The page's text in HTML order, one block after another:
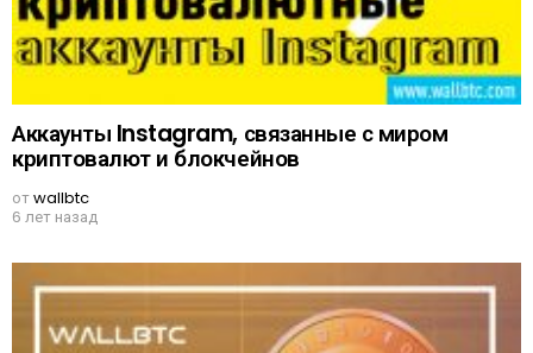
Аккаунты Instagram, связанные с миром
криптовалют и блокчейнов
отwallbtc
6 лет назад